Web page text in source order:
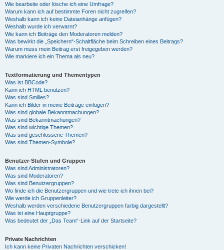
Wie bearbeite oder lösche ich eine Umfrage?
Warum kann ich auf bestimmte Foren nicht zugreifen?
Weshalb kann ich keine Dateianhänge anfügen?
Weshalb wurde ich verwarnt?
Wie kann ich Beiträge den Moderatoren melden?
Was bewirkt die „Speichern“-Schaltfläche beim Schreiben eines Beitrags?
Warum muss mein Beitrag erst freigegeben werden?
Wie markiere ich ein Thema als neu?
Textformatierung und Thementypen
Was ist BBCode?
Kann ich HTML benutzen?
Was sind Smilies?
Kann ich Bilder in meine Beiträge einfügen?
Was sind globale Bekanntmachungen?
Was sind Bekanntmachungen?
Was sind wichtige Themen?
Was sind geschlossene Themen?
Was sind Themen-Symbole?
Benutzer-Stufen und Gruppen
Was sind Administratoren?
Was sind Moderatoren?
Was sind Benutzergruppen?
Wo finde ich die Benutzergruppen und wie trete ich ihnen bei?
Wie werde ich Gruppenleiter?
Weshalb werden verschiedene Benutzergruppen farbig dargestellt?
Was ist eine Hauptgruppe?
Was bedeutet der „Das Team“-Link auf der Startseite?
Private Nachrichten
Ich kann keine Privaten Nachrichten verschicken!